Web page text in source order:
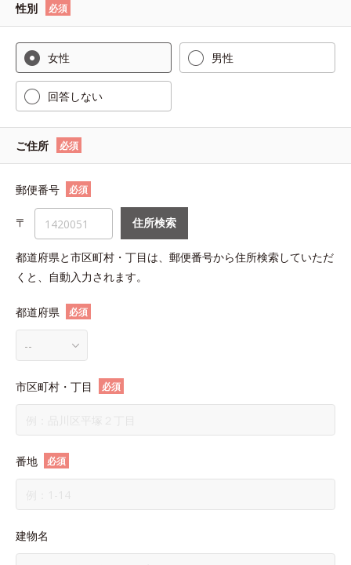
性別 必須
女性 男性
回答しない
ご住所 必須
郵便番号 必須
〒 住所検索
都道府県と市区町村・丁目は、郵便番号から住所検索していただ
くと、自動入力されます。
都道府県 必須
市区町村・丁目 必須
番地 必須
建物名